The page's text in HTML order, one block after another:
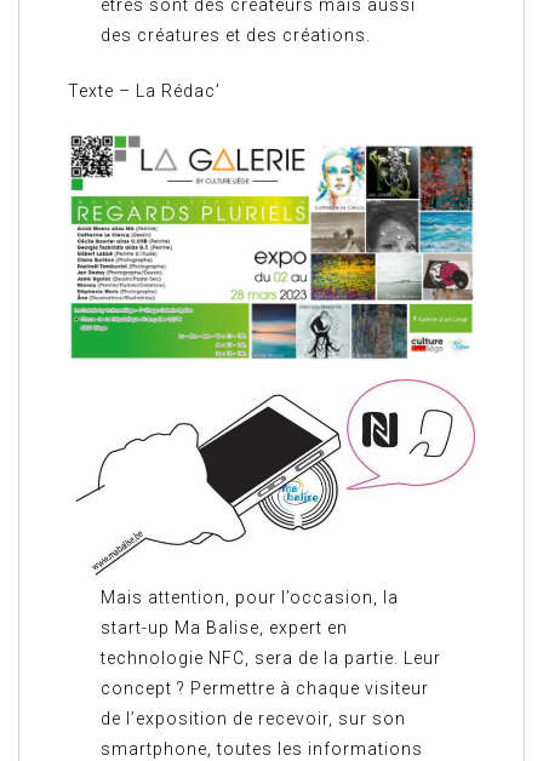
êtres sont des créateurs mais aussi
des créatures et des créations.
Texte – La Rédac’
Mais attention, pour l’occasion, la
start-up Ma Balise, expert en
technologie NFC, sera de la partie. Leur
concept ? Permettre à chaque visiteur
de l’exposition de recevoir, sur son
smartphone, toutes les informations